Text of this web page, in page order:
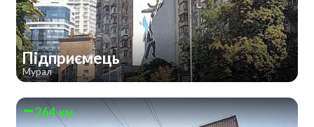
Підприємець
Мурал
264 км